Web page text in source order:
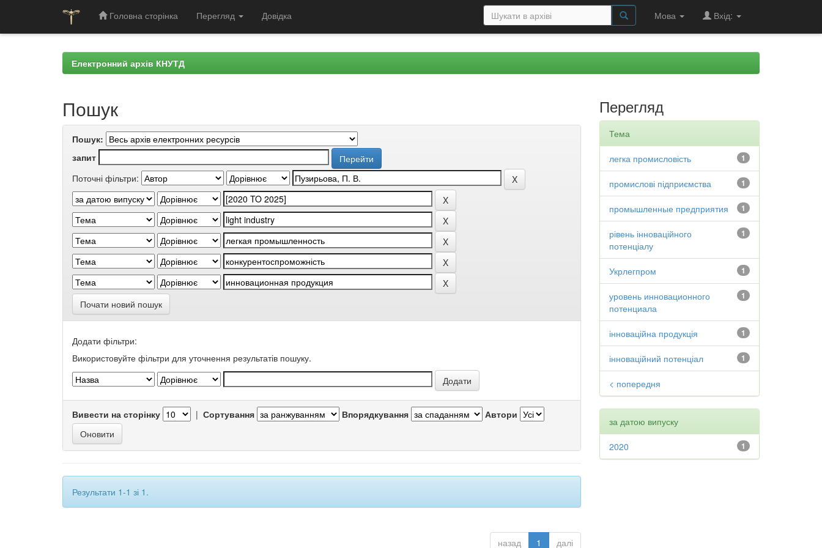
Головна сторінка Перегляд Довідка Мова Вхід:
Електронний архів КНУТД
Пошук
Пошук:
запит
Поточні фільтри:
Почати новий пошук
Додати фільтри:
Використовуйте фільтри для уточнення результатів пошуку.
Вивести на сторінку | Сортування Впорядкування Автори
Результати 1-1 зі 1.
назад 1 далі
Перегляд
Тема
1
легка промисловість
1
промислові підприємства
1
промышленные предприятия
1
рівень інноваційного
потенціалу
1
Укрлегпром
1
уровень инновационного
потенциала
1
інноваційна продукція
1
інноваційний потенціал
< попередня
за датою випуску
1
2020